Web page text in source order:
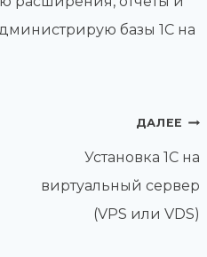
базы 1С на
ДАЛЕЕ
Установка 1С на
виртуальный сервер
(VPS или VDS)